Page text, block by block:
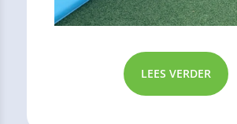
LEES VERDER